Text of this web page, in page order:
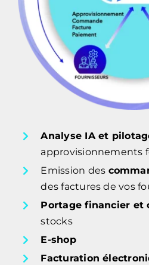
Analyse IA et
approvisionnements
Emission des
des factures de vos
Portage financier et
stocks
E-shop
Facturation